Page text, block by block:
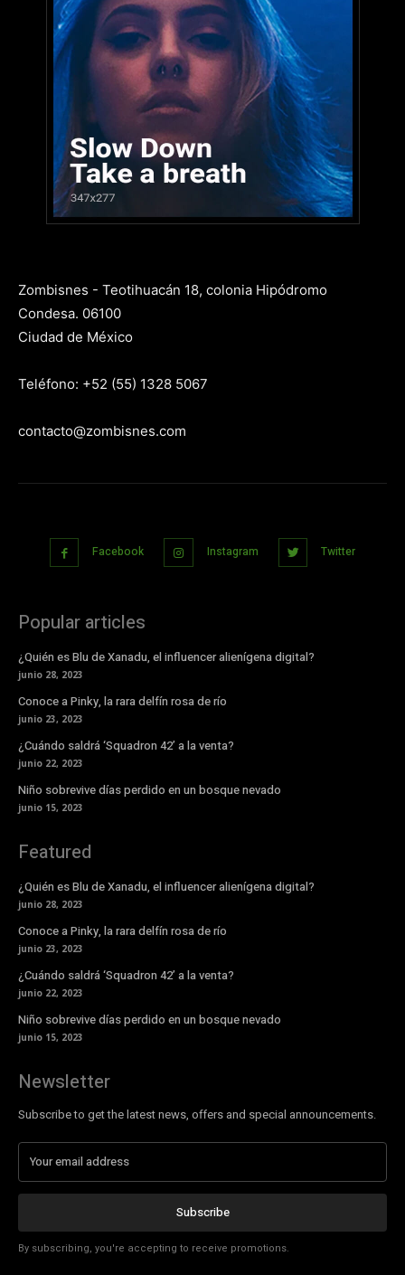
Zombisnes - Teotihuacán 18, colonia Hipódromo
Condesa. 06100
Ciudad de México
Teléfono: +52 (55) 1328 5067
contacto@zombisnes.com
Facebook Instagram Twitter
Popular articles
¿Quién es Blu de Xanadu, el influencer alienígena digital?
junio 28, 2023
Conoce a Pinky, la rara delfín rosa de río
junio 23, 2023
¿Cuándo saldrá ‘Squadron 42’ a la venta?
junio 22, 2023
Niño sobrevive días perdido en un bosque nevado
junio 15, 2023
Featured
¿Quién es Blu de Xanadu, el influencer alienígena digital?
junio 28, 2023
Conoce a Pinky, la rara delfín rosa de río
junio 23, 2023
¿Cuándo saldrá ‘Squadron 42’ a la venta?
junio 22, 2023
Niño sobrevive días perdido en un bosque nevado
junio 15, 2023
Newsletter
Subscribe to get the latest news, offers and special announcements.
Subscribe
By subscribing, you're accepting to receive promotions.